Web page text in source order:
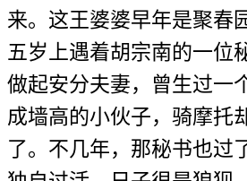
来。这王婆婆早年是聚春
五岁上遇着胡宗南的一位
做起安分夫妻，曾生过一
成墙高的小伙子，骑摩托
了。不几年，那秘书也过